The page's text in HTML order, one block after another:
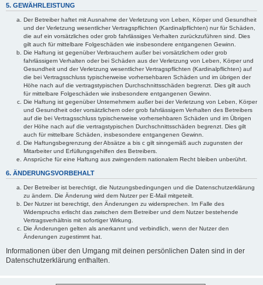
5. GEWÄHRLEISTUNG
Der Betreiber haftet mit Ausnahme der Verletzung von Leben, Körper und Gesundheit
und der Verletzung wesentlicher Vertragspflichten (Kardinalpflichten) nur für Schäden,
die auf ein vorsätzliches oder grob fahrlässiges Verhalten zurückzuführen sind. Dies
gilt auch für mittelbare Folgeschäden wie insbesondere entgangenen Gewinn.
Die Haftung ist gegenüber Verbrauchern außer bei vorsätzlichem oder grob
fahrlässigem Verhalten oder bei Schäden aus der Verletzung von Leben, Körper und
Gesundheit und der Verletzung wesentlicher Vertragspflichten (Kardinalpflichten) auf
die bei Vertragsschluss typischerweise vorhersehbaren Schäden und im übrigen der
Höhe nach auf die vertragstypischen Durchschnittsschäden begrenzt. Dies gilt auch
für mittelbare Folgeschäden wie insbesondere entgangenen Gewinn.
Die Haftung ist gegenüber Unternehmern außer bei der Verletzung von Leben, Körper
und Gesundheit oder vorsätzlichem oder grob fahrlässigem Verhalten des Betreibers
auf die bei Vertragsschluss typischerweise vorhersehbaren Schäden und im Übrigen
der Höhe nach auf die vertragstypischen Durchschnittsschäden begrenzt. Dies gilt
auch für mittelbare Schäden, insbesondere entgangenen Gewinn.
Die Haftungsbegrenzung der Absätze a bis c gilt sinngemäß auch zugunsten der
Mitarbeiter und Erfüllungsgehilfen des Betreibers.
Ansprüche für eine Haftung aus zwingendem nationalem Recht bleiben unberührt.
6. ÄNDERUNGSVORBEHALT
Der Betreiber ist berechtigt, die Nutzungsbedingungen und die Datenschutzerklärung
zu ändern. Die Änderung wird dem Nutzer per E-Mail mitgeteilt.
Der Nutzer ist berechtigt, den Änderungen zu widersprechen. Im Falle des
Widerspruchs erlischt das zwischen dem Betreiber und dem Nutzer bestehende
Vertragsverhältnis mit sofortiger Wirkung.
Die Änderungen gelten als anerkannt und verbindlich, wenn der Nutzer den
Änderungen zugestimmt hat.
Informationen über den Umgang mit deinen persönlichen Daten sind in der
Datenschutzerklärung enthalten.